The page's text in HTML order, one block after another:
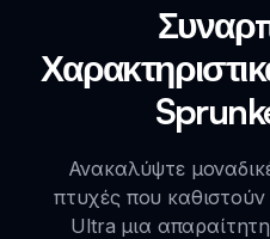
Ανακαλύψτε
πτυχές που
Ultra μια απαραίτητη